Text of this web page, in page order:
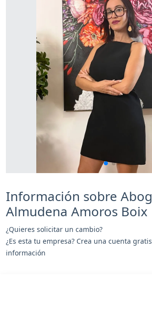
Información sobre
Almudena Amoros Boix
¿Quieres solicitar un cambio?
¿Es esta tu empresa? Crea una cuenta
información